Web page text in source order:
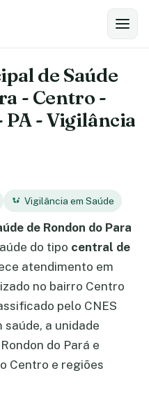
de Saúde
- Centro -
PA - Vigilância
Vigilância em Saúde
de Rondon do Para
do tipo central de
atendimento em
no bairro Centro
pelo CNES
a unidade
do Pará e
Centro e regiões